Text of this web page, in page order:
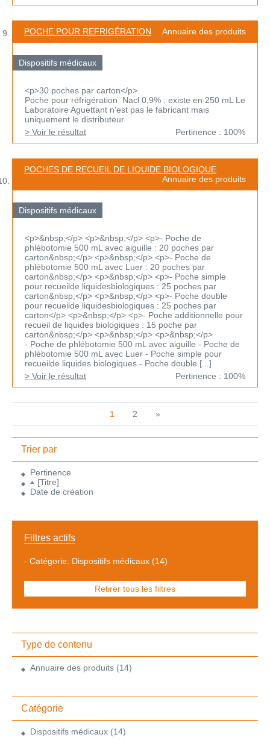
POCHE POUR REFRIGÉRATION Annuaire des produits
Dispositifs médicaux
<p>30 poches par carton</p>
Poche pour réfrigération Nacl 0,9% : existe en 250 mL Le
Laboratoire Aguettant n'est pas le fabricant mais
uniquement le distributeur.
> Voir le résultat
Pertinence : 100%
POCHES DE RECUEIL DE LIQUIDE BIOLOGIQUE
Annuaire des produits
Dispositifs médicaux
<p>&nbsp;</p> <p>&nbsp;</p> <p>- Poche de
phlébotomie 500 mL avec aiguille : 20 poches par
carton&nbsp;</p> <p>&nbsp;</p> <p>- Poche de
phlébotomie 500 mL avec Luer : 20 poches par
carton&nbsp;</p> <p>&nbsp;</p> <p>- Poche simple
pour recueilde liquidesbiologiques : 25 poches par
carton&nbsp;</p> <p>&nbsp;</p> <p>- Poche double
pour recueilde liquidesbiologiques : 25 poches par
carton</p> <p>&nbsp;</p> <p>- Poche additionnelle pour
recueil de liquides biologiques : 15 poche par
carton&nbsp;</p> <p>&nbsp;</p> <p>&nbsp;</p>
- Poche de phlébotomie 500 mL avec aiguille - Poche de
phlébotomie 500 mL avec Luer - Poche simple pour
recueilde liquides biologiques - Poche double [...]
> Voir le résultat
Pertinence : 100%
1 2 »
Trier par
Pertinence
[Titre]
Date de création
Filtres actifs
- Catégorie: Dispositifs médicaux (14)
Retirer tous les filtres
Type de contenu
Annuaire des produits (14)
Catégorie
Dispositifs médicaux (14)